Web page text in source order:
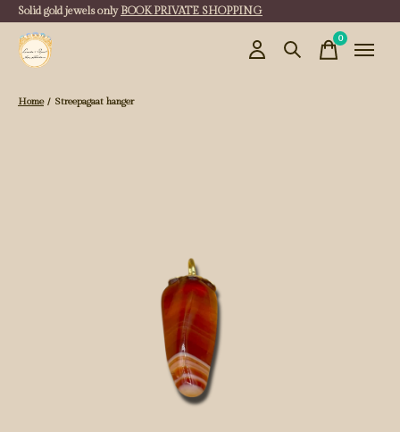
Solid gold jewels only BOOK PRIVATE SHOPPING
0items
Home / Streepagaat hanger